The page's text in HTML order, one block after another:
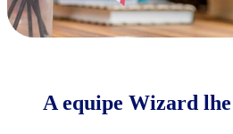
A equipe Wizard lhe